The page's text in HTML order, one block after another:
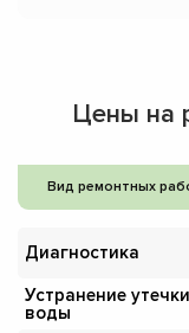
Цены на
Вид ремонтных
Диагностика
Устранение утечки
воды